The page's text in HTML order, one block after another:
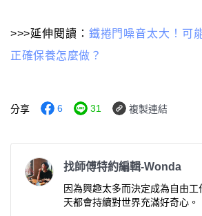
>>>延伸閱讀： 鐵捲門噪音太大！可
正確保養怎麼做？
分享 6 31 複製連結
找師傅特約編輯-Wonda
因為興趣太多而決定成為自由
天都會持續對世界充滿好奇心。